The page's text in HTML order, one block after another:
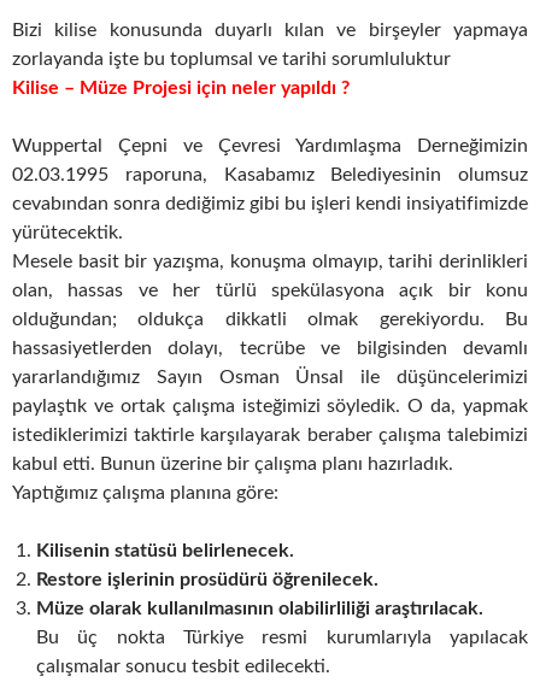
Bizi kilise konusunda duyarlı kılan ve birşeyler yapmaya
zorlayanda işte bu toplumsal ve tarihi sorumluluktur
Kilise – Müze Projesi için neler yapıldı ?
Wuppertal Çepni ve Çevresi Yardımlaşma Derneğimizin
02.03.1995 raporuna, Kasabamız Belediyesinin olumsuz
cevabından sonra dediğimiz gibi bu işleri kendi insiyatifimizde
yürütecektik.
Mesele basit bir yazışma, konuşma olmayıp, tarihi derinlikleri
olan, hassas ve her türlü spekülasyona açık bir konu
olduğundan; oldukça dikkatli olmak gerekiyordu. Bu
hassasiyetlerden dolayı, tecrübe ve bilgisinden devamlı
yararlandığımız Sayın Osman Ünsal ile düşüncelerimizi
paylaştık ve ortak çalışma isteğimizi söyledik. O da, yapmak
istediklerimizi taktirle karşılayarak beraber çalışma talebimizi
kabul etti. Bunun üzerine bir çalışma planı hazırladık.
Yaptığımız çalışma planına göre:
Kilisenin statüsü belirlenecek.
Restore işlerinin prosüdürü öğrenilecek.
Müze olarak kullanılmasının olabilirliliği araştırılacak.
Bu üç nokta Türkiye resmi kurumlarıyla yapılacak
çalışmalar sonucu tesbit edilecekti.